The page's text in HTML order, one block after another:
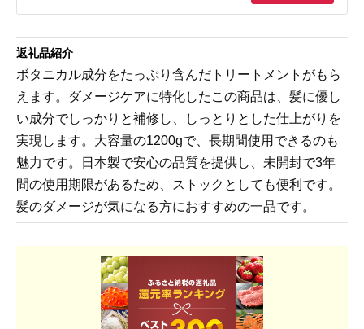
返礼品紹介
ボタニカル成分をたっぷり含んだトリートメントがもら
えます。ダメージケアに特化したこの商品は、髪に優し
い成分でしっかりと補修し、しっとりとした仕上がりを
実現します。大容量の1200gで、長期間使用できるのも
魅力です。日本製で安心の品質を提供し、未開封で3年
間の使用期限があるため、ストックとしても便利です。
髪のダメージが気になる方におすすめの一品です。